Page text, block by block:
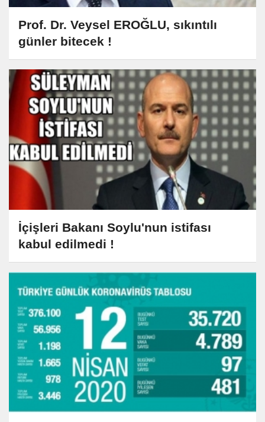
Prof. Dr. Veysel EROĞLU, sıkıntılı
günler bitecek !
İçişleri Bakanı Soylu'nun istifası
kabul edilmedi !